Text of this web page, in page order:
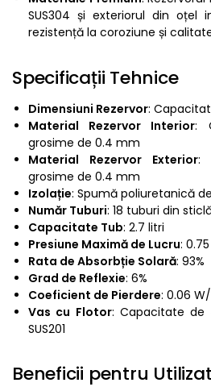
SUS304 și exteriorul din oțel
rezistență la coroziune și
Specificații Tehnice
Dimensiuni Rezervor:
Material Rezervor Interior:
grosime de 0.4 mm
Material Rezervor Exterior:
grosime de 0.4 mm
Izolație: Spumă poliuretanică
Număr Tuburi: 18 tuburi din
Capacitate Tub: 2.7 litri
Presiune Maximă de Lucru:
Rata de Absorbție Solară: 93%
Grad de Reflexie: 6%
Coeficient de Pierdere: 0.06
Vas cu Flotor: Capacitate de
SUS201
Beneficii pentru